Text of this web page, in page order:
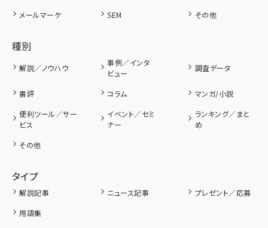
メールマーケ
SEM その他
種別
解説／ノウハウ
事例／インタ
ビュー
調査データ
書評 コラム
マンガ/小説
便利ツール／サー
ビス
イベント／セミ
ナー
ランキング／まと
め
その他
タイプ
解説記事 ニュース記事
プレゼント／応募
用語集